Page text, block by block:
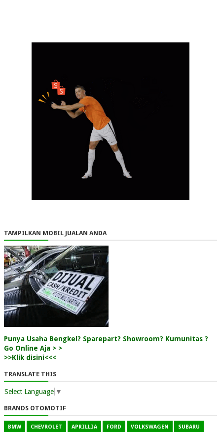
TAMPILKAN MOBIL JUALAN ANDA
Punya Usaha Bengkel? Sparepart? Showroom? Kumunitas ?
Go Online Aja > >
>>Klik disini<<<
TRANSLATE THIS
Select Language ▼
BRANDS OTOMOTIF
BMW CHEVROLET APRILLIA FORD VOLKSWAGEN SUBARU